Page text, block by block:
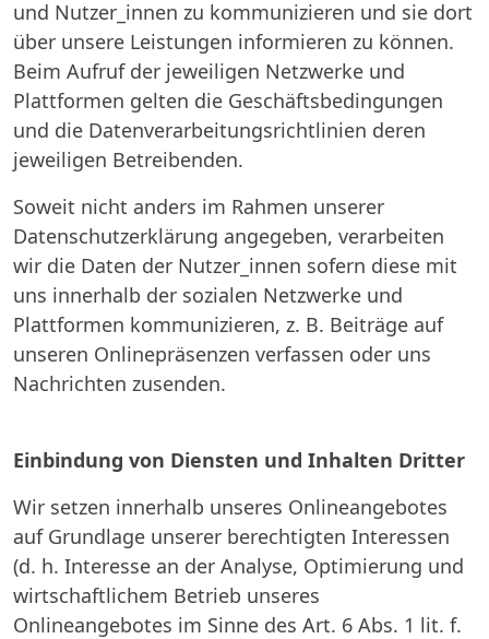
und Nutzer_innen zu kommunizieren und sie dort
über unsere Leistungen informieren zu können.
Beim Aufruf der jeweiligen Netzwerke und
Plattformen gelten die Geschäftsbedingungen
und die Datenverarbeitungsrichtlinien deren
jeweiligen Betreibenden.
Soweit nicht anders im Rahmen unserer
Datenschutzerklärung angegeben, verarbeiten
wir die Daten der Nutzer_innen sofern diese mit
uns innerhalb der sozialen Netzwerke und
Plattformen kommunizieren, z. B. Beiträge auf
unseren Onlinepräsenzen verfassen oder uns
Nachrichten zusenden.
Einbindung von Diensten und Inhalten Dritter
Wir setzen innerhalb unseres Onlineangebotes
auf Grundlage unserer berechtigten Interessen
(d. h. Interesse an der Analyse, Optimierung und
wirtschaftlichem Betrieb unseres
Onlineangebotes im Sinne des Art. 6 Abs. 1 lit. f.